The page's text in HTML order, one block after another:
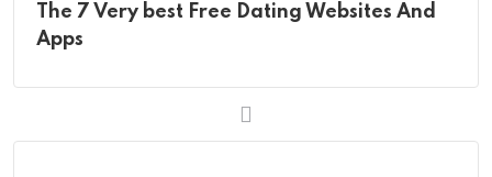
The 7 Very best Free Dating Websites And
Apps